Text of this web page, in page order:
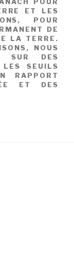
POUR
ET LES
POUR
DE
LA TERRE.
NOUS
SUR DES
SEUILS
RAPPORT
ET DES